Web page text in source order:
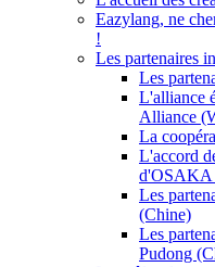
Eazylang, ne
!
Les partenaires
Les
L'alliance
Alliance
La
L'accord
d'OSAKA
Les
(Chine)
Les
Pudong